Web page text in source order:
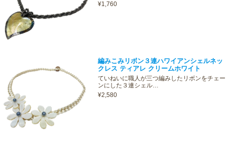
¥1,760
編みこみリボン３連ハワイアンシェルネッ
クレス ティアレ クリームホワイト
ていねいに職人が三つ編みしたリボンをチェー
ンにした３連シェル…
¥2,580